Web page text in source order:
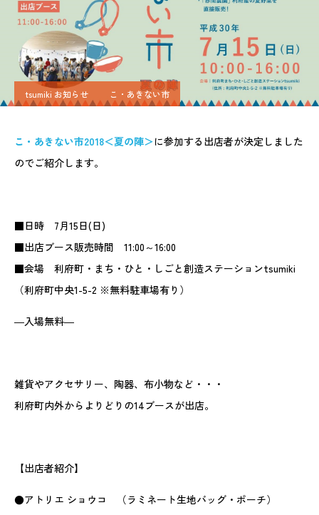
tsumiki お知らせ こ・あきない市
こ・あきない市2018＜夏の陣＞に参加する出店者が決定しました
のでご紹介します。
■日時 7月15日(日)
■出店ブース販売時間 11:00～16:00
■会場 利府町・まち・ひと・しごと創造ステーションtsumiki
（利府町中央1-5-2 ※無料駐車場有り）
―入場無料―
雑貨やアクセサリー、陶器、布小物など・・・
利府町内外からよりどりの14ブースが出店。
【出店者紹介】
●アトリエ ショウコ （ラミネート生地バッグ・ポーチ）